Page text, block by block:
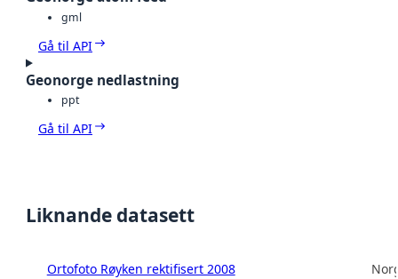
gml
Gå til API
Geonorge nedlastning
ppt
Gå til API
Liknande datasett
Ortofoto Røyken rektifisert 2008